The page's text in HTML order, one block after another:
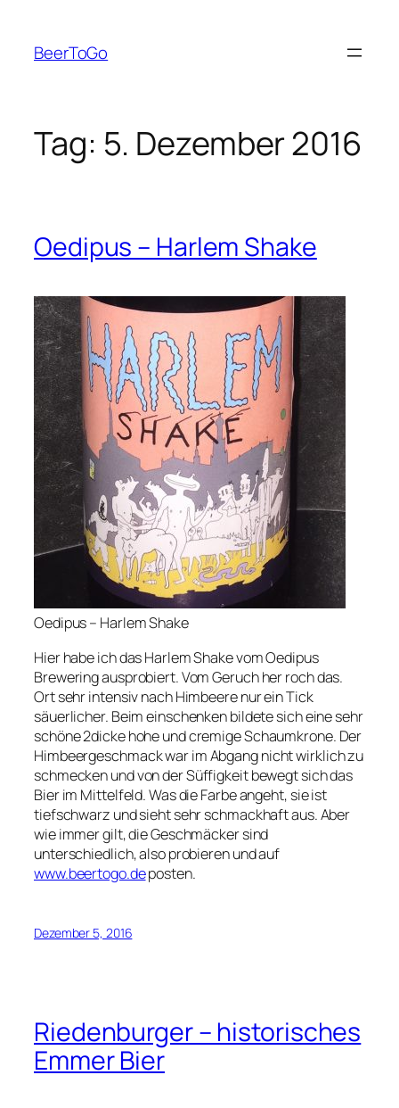
springen
BeerToGo
Tag: 5. Dezember 2016
Oedipus – Harlem Shake
Oedipus – Harlem Shake
Hier habe ich das Harlem Shake vom Oedipus
Brewering ausprobiert. Vom Geruch her roch das.
Ort sehr intensiv nach Himbeere nur ein Tick
säuerlicher. Beim einschenken bildete sich eine sehr
schöne 2dicke hohe und cremige Schaumkrone. Der
Himbeergeschmack war im Abgang nicht wirklich zu
schmecken und von der Süffigkeit bewegt sich das
Bier im Mittelfeld. Was die Farbe angeht, sie ist
tiefschwarz und sieht sehr schmackhaft aus. Aber
wie immer gilt, die Geschmäcker sind
unterschiedlich, also probieren und auf
www.beertogo.deposten.
Dezember 5, 2016
Riedenburger – historisches
Emmer Bier